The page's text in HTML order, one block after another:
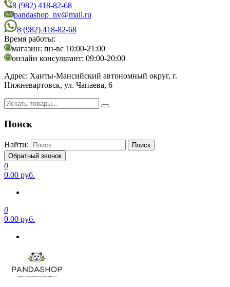
PandaShop
Интернет-магазин косметики
8 (982) 418-82-68
pandashop_nv@mail.ru
8 (982) 418-82-68
Время работы:
магазин: пн-вс 10:00-21:00
онлайн консультант: 09:00-20:00
Адрес: Ханты-Мансийский автономный округ, г.
Нижневартовск, ул. Чапаева, 6
Поиск
Найти:
Обратный звонок
0
0.00 руб.
0
0.00 руб.